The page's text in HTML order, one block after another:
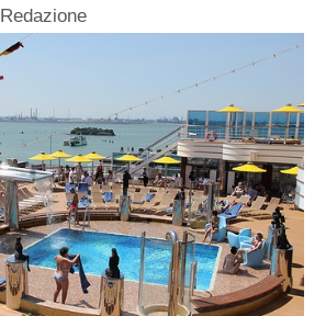
Redazione